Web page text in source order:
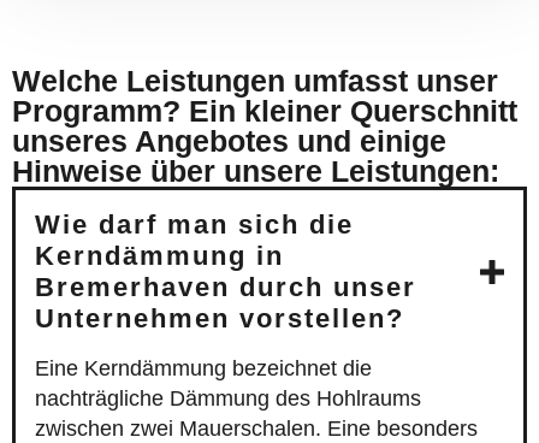
Welche Leistungen umfasst unser
Programm? Ein kleiner Querschnitt
unseres Angebotes und einige
Hinweise über unsere Leistungen:
Wie darf man sich die
Kerndämmung in
Bremerhaven durch unser
Unternehmen vorstellen?
Eine Kerndämmung bezeichnet die
nachträgliche Dämmung des Hohlraums
zwischen zwei Mauerschalen. Eine besonders